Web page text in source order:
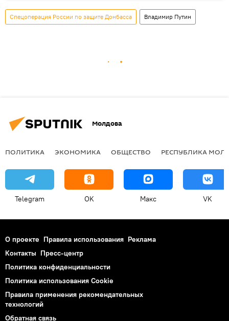
Спецоперация России по защите Донбасса Владимир Путин
Молдова
ПОЛИТИКА ЭКОНОМИКА ОБЩЕСТВО РЕСПУБЛИКА
Telegram OK Макс VK
О проекте Правила использования Реклама
Контакты Пресс-центр
Политика конфиденциальности
Политика использования Cookie
Правила применения рекомендательных
технологий
Обратная связь